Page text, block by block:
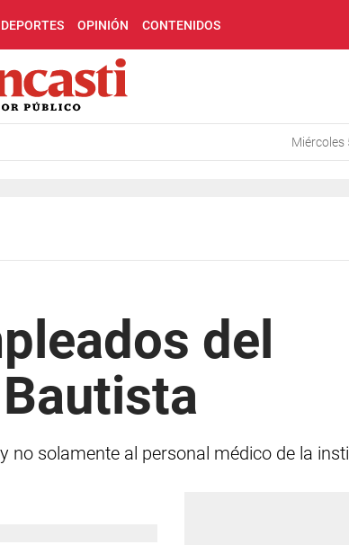
DEPORTES OPINIÓN CONTENIDOS
del
solamente al personal médico de la